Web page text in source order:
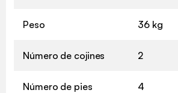
Peso 36 kg
Número de cojines 2
Número de pies 4